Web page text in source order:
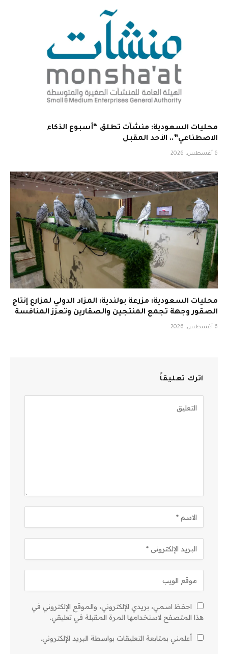
محليات السعودية: منشآت تطلق “أسبوع الذكاء
الاصطناعي”.. الأحد المقبل
6 أغسطس، 2026
محليات السعودية: مزرعة بولندية: المزاد الدولي لمزارع إنتاج
الصقور وجهة تجمع المنتجين والصقارين وتعزز المنافسة
6 أغسطس، 2026
اترك تعليقاً
احفظ اسمي، بريدي الإلكتروني، والموقع الإلكتروني في
هذا المتصفح لاستخدامها المرة المقبلة في تعليقي.
أعلمني بمتابعة التعليقات بواسطة البريد الإلكتروني.